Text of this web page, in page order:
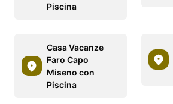
Piscina
Casa Vacanze
Faro Capo
Miseno con
Piscina